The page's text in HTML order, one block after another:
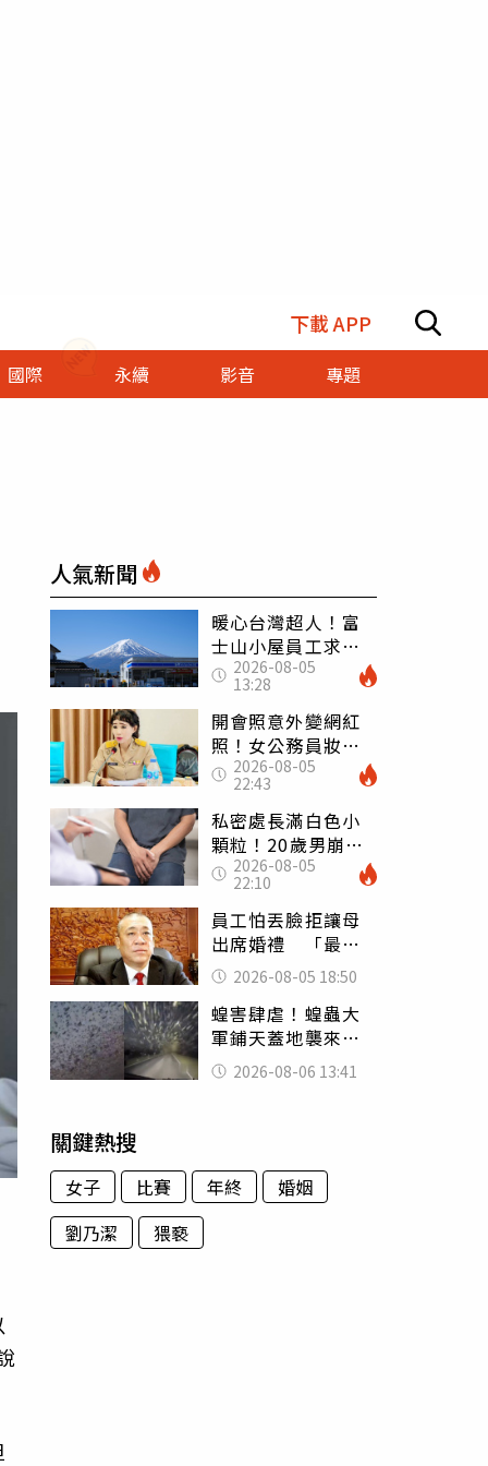
下載 APP
國際 永續 影音 專題
人氣新聞
暖心台灣超人！富
士山小屋員工求助
「想活下去」 山
友狂背物資上山：
台灣真的是寶島
2026-08-05
13:28
開會照意外變網紅
照！女公務員妝容
掀2千則留言 本人
怒嗆：化妝有錯嗎
2026-08-05
22:43
私密處長滿白色小
顆粒！20歲男崩潰
求診 醫曝5大真相
別再誤會
2026-08-05
22:10
員工怕丟臉拒讓母
出席婚禮 「最愛
發錢老闆」震怒開
除：我看不起你
2026-08-05 18:50
蝗害肆虐！蝗蟲大
軍鋪天蓋地襲來宛
如末日 網驚：聖
經十災
2026-08-06 13:41
關鍵熱搜
女子 比賽 年終
婚姻
劉乃潔
猥褻